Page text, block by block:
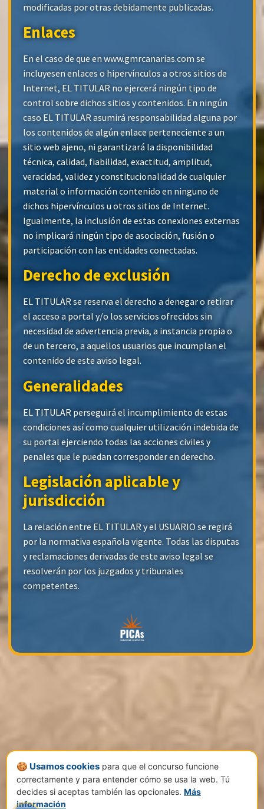
modificadas por otras debidamente publicadas.
Enlaces
En el caso de que en www.gmrcanarias.com se
incluyesen enlaces o hipervínculos a otros sitios de
Internet, EL TITULAR no ejercerá ningún tipo de
control sobre dichos sitios y contenidos. En ningún
caso EL TITULAR asumirá responsabilidad alguna por
los contenidos de algún enlace perteneciente a un
sitio web ajeno, ni garantizará la disponibilidad
técnica, calidad, fiabilidad, exactitud, amplitud,
veracidad, validez y constitucionalidad de cualquier
material o información contenido en ninguno de
dichos hipervínculos u otros sitios de Internet.
Igualmente, la inclusión de estas conexiones externas
no implicará ningún tipo de asociación, fusión o
participación con las entidades conectadas.
Derecho de exclusión
EL TITULAR se reserva el derecho a denegar o retirar
el acceso a portal y/o los servicios ofrecidos sin
necesidad de advertencia previa, a instancia propia o
de un tercero, a aquellos usuarios que incumplan el
contenido de este aviso legal.
Generalidades
EL TITULAR perseguirá el incumplimiento de estas
condiciones así como cualquier utilización indebida de
su portal ejerciendo todas las acciones civiles y
penales que le puedan corresponder en derecho.
Legislación aplicable y
jurisdicción
La relación entre EL TITULAR y el USUARIO se regirá
por la normativa española vigente. Todas las disputas
y reclamaciones derivadas de este aviso legal se
resolverán por los juzgados y tribunales
competentes.
🍪 Usamos cookies para que el concurso funcione
correctamente y para entender cómo se usa la web. Tú
decides si aceptas también las opcionales. Más
información